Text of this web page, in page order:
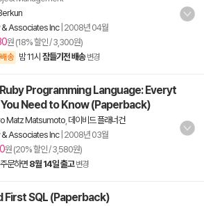
Associates Inc| 2008년 04월
원 (18% 할인 / 3,300원)
송 밤 11시 잠들기전 배송 변경
Programming Language: Everyt
Need to Know (Paperback)
Matz Matsumoto 데이비드 플래너건
Associates Inc| 2008년 03월
원 (20% 할인 / 3,580원)
문하면 8월 14일 출고 변경
First SQL (Paperback)